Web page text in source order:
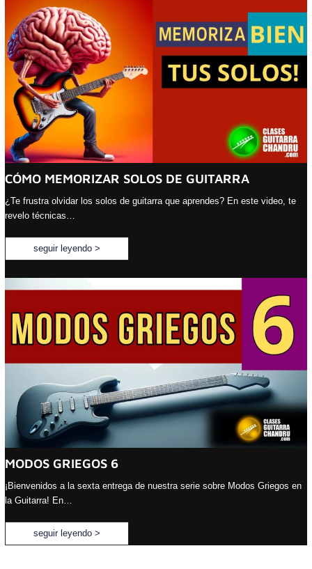
CÓMO MEMORIZAR SOLOS DE GUITARRA
¿Te frustra olvidar los solos de guitarra que aprendes? En este video, te
revelo técnicas…
seguir leyendo >
MODOS GRIEGOS 6
¡Bienvenidos a la sexta entrega de nuestra serie sobre Modos Griegos en
la Guitarra! En…
seguir leyendo >